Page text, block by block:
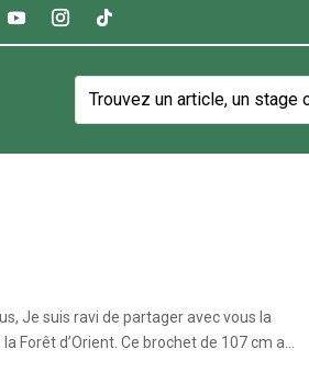
Je suis ravi de partager avec vous la
Forêt d’Orient. Ce brochet de 107 cm a...